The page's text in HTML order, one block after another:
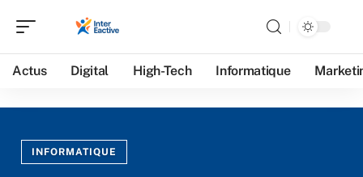
Actus Digital High-Tech Informatique
INFORMATIQUE